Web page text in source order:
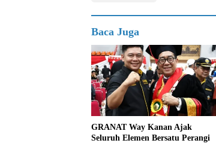
Baca Juga
GRANAT Way Kanan Ajak
Seluruh Elemen Bersatu Perangi